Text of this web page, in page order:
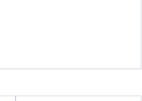
اسم*